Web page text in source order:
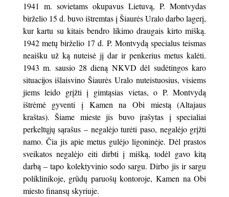
1941 m. sovietams okupavus Lietuvą, P. Montvydas
birželio 15 d. buvo ištremtas į Šiaurės Uralo darbo lagerį,
kur kartu su kitais bendro likimo draugais kirto mišką.
1942 metų birželio 17 d. P. Montvydą specialus teismas
neaišku už ką nuteisė jį dar ir penkerius metus kalėti.
1943 m. sausio 28 dieną NKVD dėl sudėtingos karo
situacijos išlaisvino Šiaurės Uralo nuteistuosius, visiems
jiems leido grįžti į gimtąsias vietas, o P. Montvydą
ištrėmė gyventi į Kamen na Obi miestą (Altajaus
kraštas). Šiame mieste jis buvo įrašytas į specialiai
perkeltųjų sąrašus – negalėjo turėti paso, negalėjo grįžti
namo. Čia jis apie metus gulėjo ligoninėje. Dėl prastos
sveikatos negalėjo eiti dirbti į mišką, todėl gavo kitą
darbą – tapo kolektyvinio sodo sargu. Dirbo jis ir sargu
poliklinikoje, grūdų paruošų kontoroje, Kamen na Obi
miesto finansų skyriuje.